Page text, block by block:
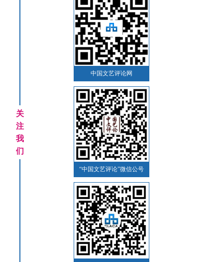
关
注
我
们
中国文艺评论网
“中国文艺评论”微信公号